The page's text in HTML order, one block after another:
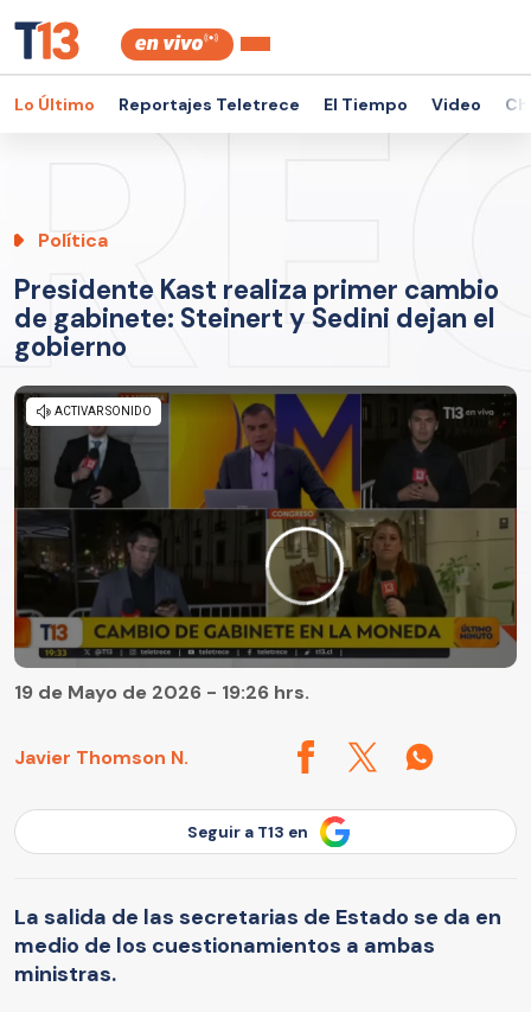
Lo Último Reportajes Teletrece El Tiempo Video
Política
Presidente Kast realiza primer cambio
de gabinete: Steinert y Sedini dejan el
gobierno
Javier Thomson N.
19 de Mayo de 2026 - 19:26 hrs.
Seguir a T13 en
La salida de las secretarias de Estado se da en
medio de los cuestionamientos a ambas
ministras.